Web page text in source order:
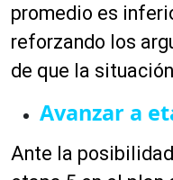
promedio es
reforzando los
de que la
Avanzar a
Ante la